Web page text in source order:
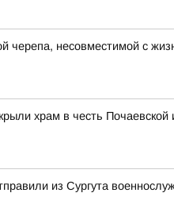
черепа, несовместимой с
храм в честь
из Сургута